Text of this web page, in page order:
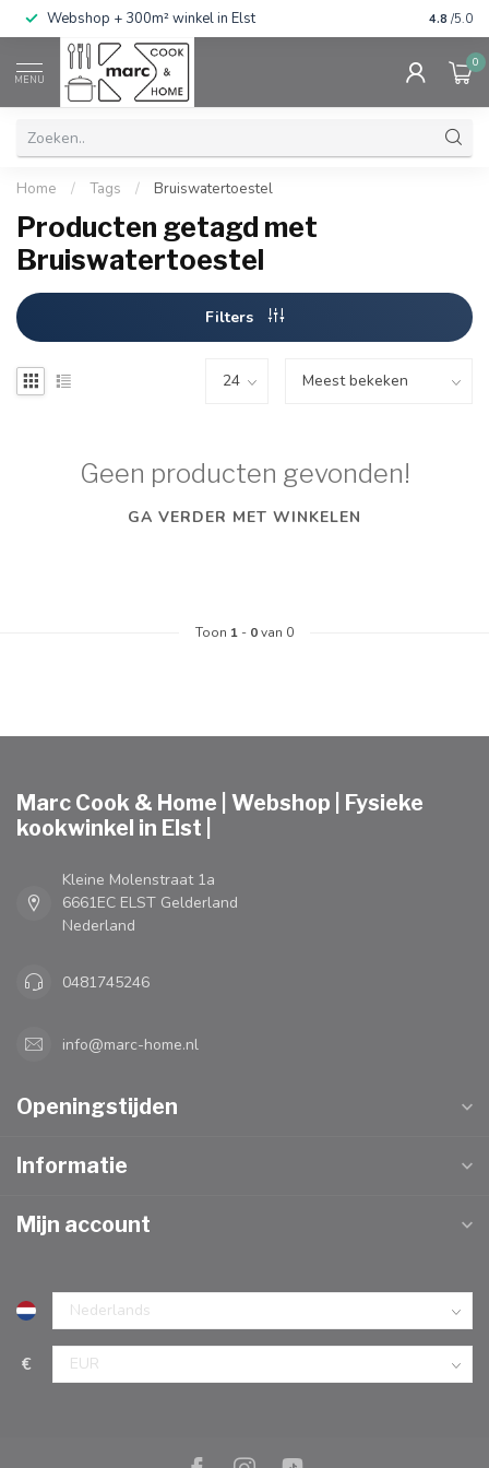
Webshop + 300m² winkel in Elst Gratis
4.8 /5.0
MENU
0
Home / Tags / Bruiswatertoestel
Producten getagd met
Bruiswatertoestel
Filters
Geen producten gevonden!
GA VERDER MET WINKELEN
Toon 1 - 0van 0
Marc Cook & Home | Webshop | Fysieke
kookwinkel in Elst |
Kleine Molenstraat 1a
6661EC ELST Gelderland
Nederland
0481745246
info@marc-home.nl
Openingstijden
Informatie
Mijn account
€